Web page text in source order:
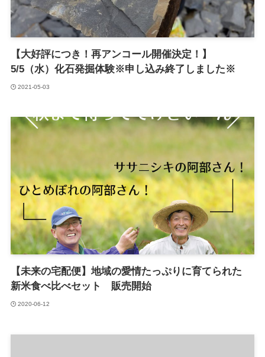
【大好評につき！再アンコール開催決定！】
5/5（水）化石発掘体験※申し込み終了しました※
2021-05-03
【未来の宅配便】地域の愛情たっぷりに育てられた
新米食べ比べセット 販売開始
2020-06-12